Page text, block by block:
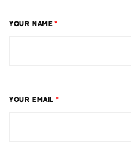
YOUR NAME *
YOUR EMAIL *